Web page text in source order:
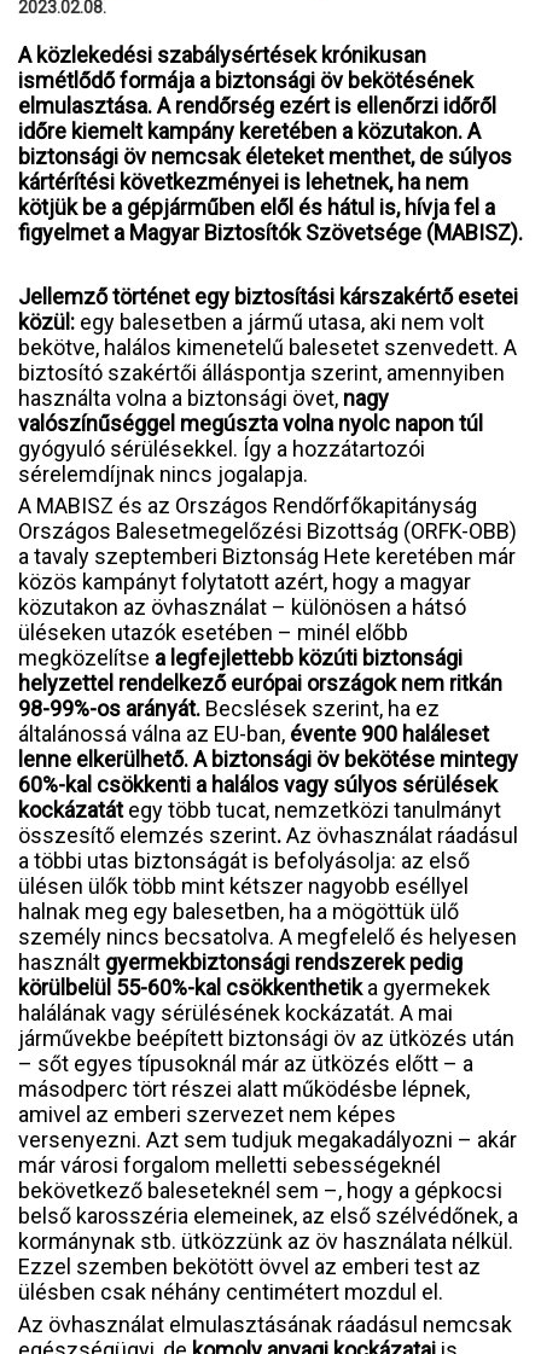
2023.02.08.
A közlekedési szabálysértések krónikusan
ismétlődő formája a biztonsági öv bekötésének
elmulasztása. A rendőrség ezért is ellenőrzi időről
időre kiemelt kampány keretében a közutakon. A
biztonsági öv nemcsak életeket menthet, de súlyos
kártérítési következményei is lehetnek, ha nem
kötjük be a gépjárműben elől és hátul is, hívja fel a
figyelmet a Magyar Biztosítók Szövetsége (MABISZ).
Jellemző történet egy biztosítási kárszakértő esetei
közül: egy balesetben a jármű utasa, aki nem volt
bekötve, halálos kimenetelű balesetet szenvedett. A
biztosító szakértői álláspontja szerint, amennyiben
használta volna a biztonsági övet, nagy
valószínűséggel megúszta volna nyolc napon túl
gyógyuló sérülésekkel. Így a hozzátartozói
sérelemdíjnak nincs jogalapja.
A MABISZ és az Országos Rendőrfőkapitányság
Országos Balesetmegelőzési Bizottság (ORFK-OBB)
a tavaly szeptemberi Biztonság Hete keretében már
közös kampányt folytatott azért, hogy a magyar
közutakon az övhasználat – különösen a hátsó
üléseken utazók esetében – minél előbb
megközelítse a legfejlettebb közúti biztonsági
helyzettel rendelkező európai országok nem ritkán
98-99%-os arányát. Becslések szerint, ha ez
általánossá válna az EU-ban, évente 900 haláleset
lenne elkerülhető. A biztonsági öv bekötése mintegy
60%-kal csökkenti a halálos vagy súlyos sérülések
kockázatátegy több tucat, nemzetközi tanulmányt
összesítő elemzés szerint.Az övhasználat ráadásul
a többi utas biztonságát is befolyásolja: az első
ülésen ülők több mint kétszer nagyobb eséllyel
halnak meg egy balesetben, ha a mögöttük ülő
személy nincs becsatolva. A megfelelő és helyesen
használt gyermekbiztonsági rendszerek pedig
körülbelül 55-60%-kal csökkenthetika gyermekek
halálának vagy sérülésének kockázatát. A mai
járművekbe beépített biztonsági öv az ütközés után
– sőt egyes típusoknál már az ütközés előtt – a
másodperc tört részei alatt működésbe lépnek,
amivel az emberi szervezet nem képes
versenyezni. Azt sem tudjuk megakadályozni – akár
már városi forgalom melletti sebességeknél
bekövetkező baleseteknél sem –, hogy a gépkocsi
belső karosszéria elemeinek, az első szélvédőnek, a
kormánynak stb. ütközzünk az öv használata nélkül.
Ezzel szemben bekötött övvel az emberi test az
ülésben csak néhány centimétert mozdul el.
Az övhasználat elmulasztásának ráadásul nemcsak